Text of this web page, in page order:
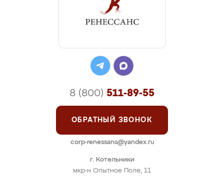
г. Котельники
мкр-н Опытное Поле, 11
8 (800) 511-89-55
ОБРАТНЫЙ ЗВОНОК
corp-renessans@yandex.ru